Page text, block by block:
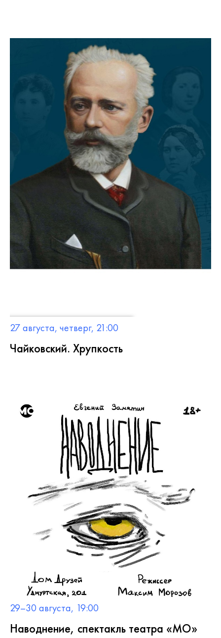
27 августа, четверг, 21:00
Чайковский. Хрупкость
29–30 августа, 19:00
Наводнение, спектакль театра «МО»